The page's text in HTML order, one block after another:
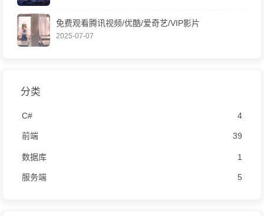
免费观看腾讯视频/优酷/爱奇艺/VIP影片
2025-07-07
分类
C# 4
前端 39
数据库 1
服务端 5